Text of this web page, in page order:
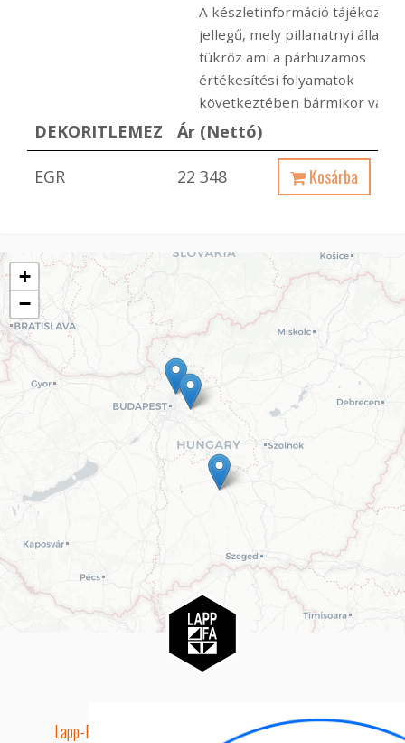
A készletinformáció
jellegű, mely pillanatnyi
tükröz ami a párhuzamos
értékesítési folyamatok
következtében bármikor
DEKORITLEMEZ Ár (Nettó)
EGR 22 348 Kosárba
+
−
Lapp-Fa EUTR technikai azonosító száma: AA5849163